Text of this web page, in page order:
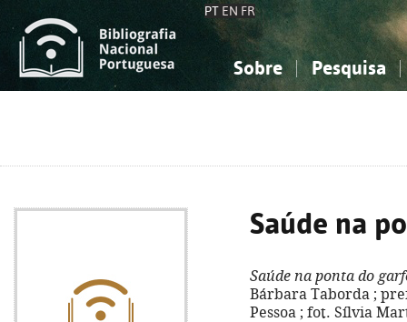
PT EN FR
Sobre Pesquisa
Saúde na
Saúde na ponta do
Bárbara Taborda ;
Pessoa ; fot. Sílvia